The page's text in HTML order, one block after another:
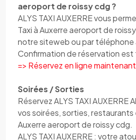
aeroport de roissy cdg ?
ALYS TAXI AUXERRE vous
Taxi à Auxerre aeroport de
notre siteweb ou par téléphone
Confirmation de réservation est
=> Réservez en ligne maintenant
Soirées / Sorties
Réservez ALYS TAXI AUXERRE
vos soirées, sorties, restaurants
Auxerre aeroport de roissy cdg.
ALYS TAXI AUXERRE : votre